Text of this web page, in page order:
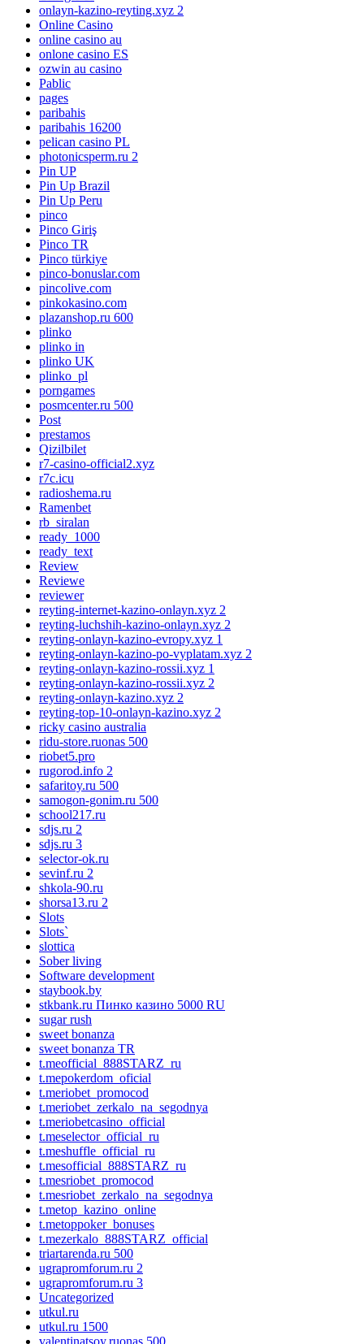
onlayn-kazino-reyting.xyz 2
Online Casino
online casino au
onlone casino ES
ozwin au casino
Pablic
pages
paribahis
paribahis 16200
pelican casino PL
photonicsperm.ru 2
Pin UP
Pin Up Brazil
Pin Up Peru
pinco
Pinco Giriş
Pinco TR
Pinco türkiye
pinco-bonuslar.com
pincolive.com
pinkokasino.com
plazanshop.ru 600
plinko
plinko in
plinko UK
plinko_pl
porngames
posmcenter.ru 500
Post
prestamos
Qizilbilet
r7-casino-official2.xyz
r7c.icu
radioshema.ru
Ramenbet
rb_siralan
ready_1000
ready_text
Review
Reviewe
reviewer
reyting-internet-kazino-onlayn.xyz 2
reyting-luchshih-kazino-onlayn.xyz 2
reyting-onlayn-kazino-evropy.xyz 1
reyting-onlayn-kazino-po-vyplatam.xyz 2
reyting-onlayn-kazino-rossii.xyz 1
reyting-onlayn-kazino-rossii.xyz 2
reyting-onlayn-kazino.xyz 2
reyting-top-10-onlayn-kazino.xyz 2
ricky casino australia
ridu-store.ruonas 500
riobet5.pro
rugorod.info 2
safaritoy.ru 500
samogon-gonim.ru 500
school217.ru
sdjs.ru 2
sdjs.ru 3
selector-ok.ru
sevinf.ru 2
shkola-90.ru
shorsa13.ru 2
Slots
Slots`
slottica
Sober living
Software development
staybook.by
stkbank.ru Пинко казино 5000 RU
sugar rush
sweet bonanza
sweet bonanza TR
t.meofficial_888STARZ_ru
t.mepokerdom_oficial
t.meriobet_promocod
t.meriobet_zerkalo_na_segodnya
t.meriobetcasino_official
t.meselector_official_ru
t.meshuffle_official_ru
t.mesofficial_888STARZ_ru
t.mesriobet_promocod
t.mesriobet_zerkalo_na_segodnya
t.metop_kazino_online
t.metoppoker_bonuses
t.mezerkalo_888STARZ_official
triartarenda.ru 500
ugrapromforum.ru 2
ugrapromforum.ru 3
Uncategorized
utkul.ru
utkul.ru 1500
valentinatsoy.ruonas 500